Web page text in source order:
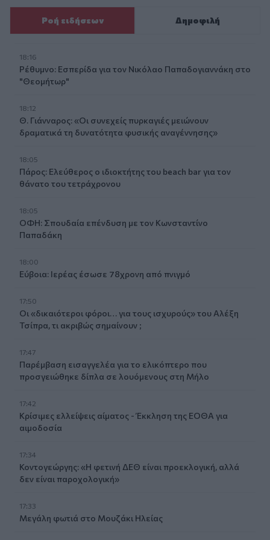
Ροή ειδήσεων Δημοφιλή
18:16
Ρέθυμνο: Εσπερίδα για τον Νικόλαο Παπαδογιαννάκη στο
"Θεομήτωρ"
18:12
Θ. Γιάνναρος: «Οι συνεχείς πυρκαγιές μειώνουν
δραματικά τη δυνατότητα φυσικής αναγέννησης»
18:05
Πάρος: Ελεύθερος ο ιδιοκτήτης του beach bar για τον
θάνατο του τετράχρονου
18:05
ΟΦΗ: Σπουδαία επένδυση με τον Κωνσταντίνο
Παπαδάκη
18:00
Εύβοια: Ιερέας έσωσε 78χρονη από πνιγμό
17:50
Οι «δικαιότεροι φόροι… για τους ισχυρούς» του Αλέξη
Τσίπρα, τι ακριβώς σημαίνουν ;
17:47
Παρέμβαση εισαγγελέα για το ελικόπτερο που
προσγειώθηκε δίπλα σε λουόμενους στη Μήλο
17:42
Κρίσιμες ελλείψεις αίματος - Έκκληση της ΕΟΘΑ για
αιμοδοσία
17:34
Κοντογεώργης: «Η φετινή ΔΕΘ είναι προεκλογική, αλλά
δεν είναι παροχολογική»
17:33
Μεγάλη φωτιά στο Μουζάκι Ηλείας